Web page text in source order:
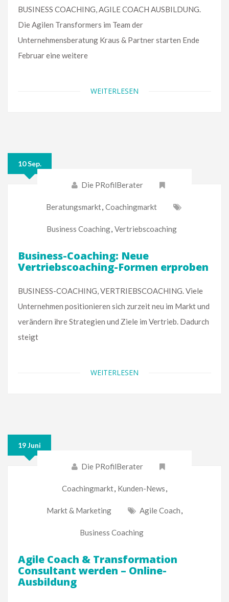
BUSINESS COACHING, AGILE COACH AUSBILDUNG.
Die Agilen Transformers im Team der
Unternehmensberatung Kraus & Partner starten Ende
Februar eine weitere
WEITERLESEN
10 Sep.
Die PRofilBerater
Beratungsmarkt, Coachingmarkt
Business Coaching, Vertriebscoaching
Business-Coaching: Neue
Vertriebscoaching-Formen erproben
BUSINESS-COACHING, VERTRIEBSCOACHING. Viele
Unternehmen positionieren sich zurzeit neu im Markt und
verändern ihre Strategien und Ziele im Vertrieb. Dadurch
steigt
WEITERLESEN
19 Juni
Die PRofilBerater
Coachingmarkt, Kunden-News,
Markt & Marketing Agile Coach,
Business Coaching
Agile Coach & Transformation
Consultant werden – Online-
Ausbildung